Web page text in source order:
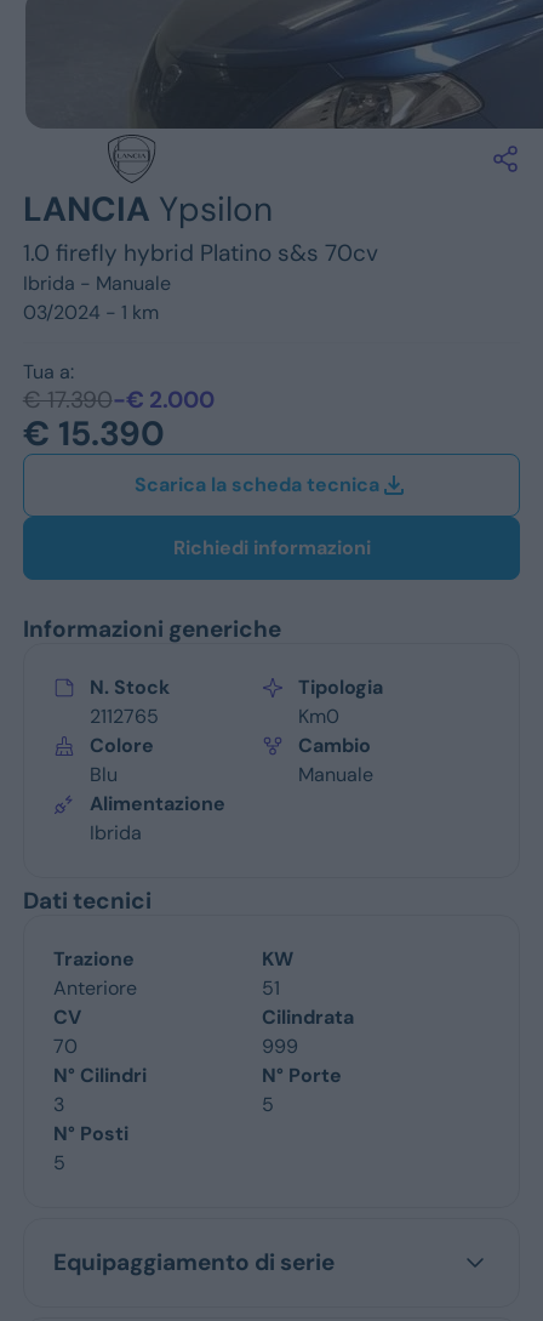
Dacia
Renault
Vedi tutti i marchi
LANCIA Ypsilon
1.0 firefly hybrid Platino s&s 70cv
Ibrida - Manuale
03/2024 - 1 km
Tua a:
€ 17.390-€ 2.000
€ 15.390
Scarica la scheda tecnica
Richiedi informazioni
Informazioni generiche
N. Stock
2112765
Tipologia
Km0
Colore
Blu
Cambio
Manuale
Alimentazione
Ibrida
Dati tecnici
Trazione
Anteriore
KW
51
CV
70
Cilindrata
999
N° Cilindri
3
N° Porte
5
N° Posti
5
Equipaggiamento di serie